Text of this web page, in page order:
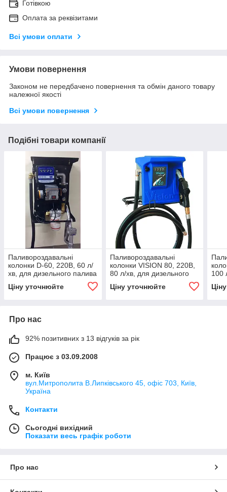
Готівкою
Оплата за реквізитами
Всі умови оплати
Умови повернення
Законом не передбачено повернення та обмін даного товару
належної якості
Всі умови повернення
Подібні товари компанії
Паливороздавальні
колонки D-60, 220В, 60 л/
хв, для дизельного палива
Ціну уточнюйте
Паливороздавальні
колонки VISION 80, 220В,
80 л/хв, для дизельного
палива (дизеля, ДТ) КИЇВ
Ціну уточнюйте
100
Про нас
92% позитивних з 13 відгуків за рік
Працює з 03.09.2008
м. Київ
вул.Митрополита В.Липківського 45, офіс 703, Київ,
Україна
Контакти
Сьогодні вихідний
Показати весь графік роботи
Про нас